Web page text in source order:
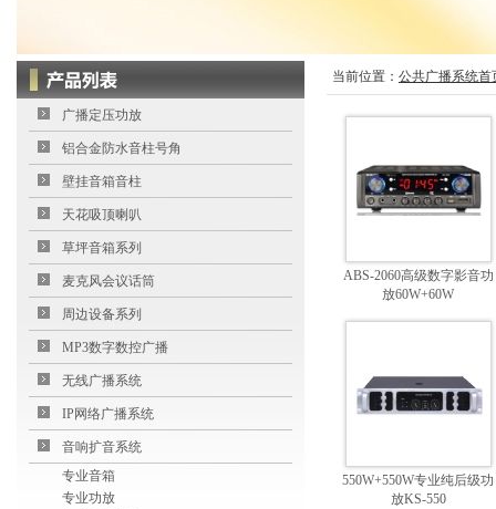
广播定压功放
铝合金防水音柱号角
壁挂音箱音柱
天花吸顶喇叭
草坪音箱系列
麦克风会议话筒
周边设备系列
MP3数字数控广播
无线广播系统
IP网络广播系统
音响扩音系统
专业音箱
专业功放
当前位置： 公共广播系统首
ABS-2060高级数字影音功
放60W+60W
550W+550W专业纯后级功
放KS-550